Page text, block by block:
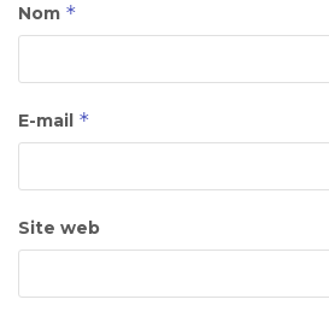
Nom *
E-mail *
Site web